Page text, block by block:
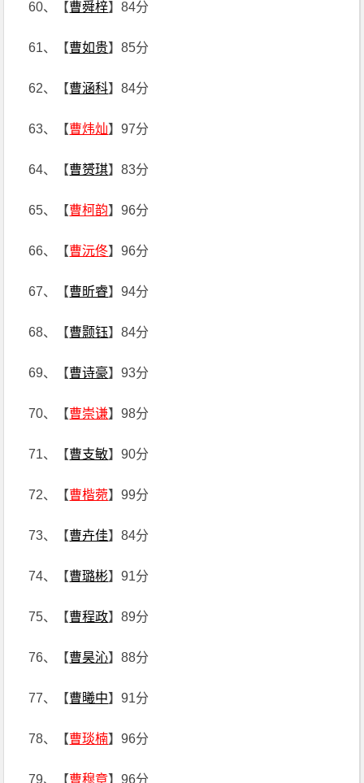
60、【曹舜梓】84分
61、【曹如贵】85分
62、【曹涵科】84分
63、【曹炜灿】97分
64、【曹赟琪】83分
65、【曹柯韵】96分
66、【曹沅佟】96分
67、【曹昕睿】94分
68、【曹颢钰】84分
69、【曹诗豪】93分
70、【曹崇谦】98分
71、【曹支敏】90分
72、【曹楷菀】99分
73、【曹卉佳】84分
74、【曹璐彬】91分
75、【曹程政】89分
76、【曹昊沁】88分
77、【曹曦中】91分
78、【曹琰楠】96分
79、【曹穆章】96分